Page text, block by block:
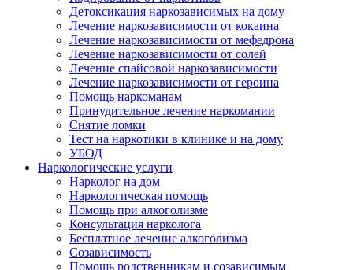
Детоксикация наркозависимых на дому
Лечение наркозависимости от кокаина
Лечение наркозависимости от мефедрона
Лечение наркозависимости от солей
Лечение спайсовой наркозависимости
Лечение наркозависимости от героина
Помощь наркоманам
Принудительное лечение наркомании
Снятие ломки
Тест на наркотики в клинике и на дому
УБОД
Наркологические услуги
Нарколог на дом
Наркологическая помощь
Помощь при алкоголизме
Консультация нарколога
Бесплатное лечение алкоголизма
Созависимость
Помощь родственникам и созависимым